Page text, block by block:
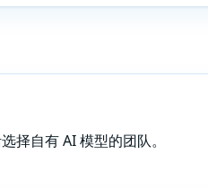
择自有 AI 模型的团队。